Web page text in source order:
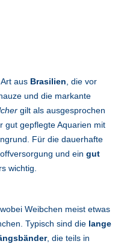
aus Brasilien, die vor
und die markante
gilt als ausgesprochen
gut gepflegte Aquarien mit
Für die dauerhafte
und ein gut
wichtig.
Weibchen meist etwas
Typisch sind die lange
, die teils in